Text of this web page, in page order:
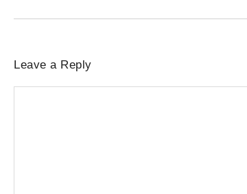
Leave a Reply